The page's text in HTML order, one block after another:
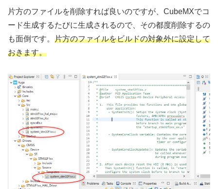
片方のファイルを削除すれば良いのですが、CubeMXでコ
ード生成するたびに生成されるので、その都度削除するの
も面倒です。 片方のファイルをビルドの対象外に設定して
おきます。